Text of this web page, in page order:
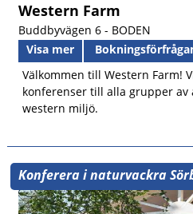
Western Farm
Buddbyvägen 6 - BODEN
Visa mer
Välkommen till Western Farm!
konferenser till alla grupper av
western miljö.
Konferera i naturvackra